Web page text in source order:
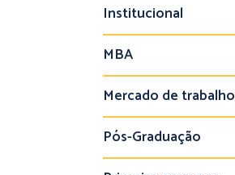
Institucional
MBA
Mercado de trabalho
Pós-Graduação